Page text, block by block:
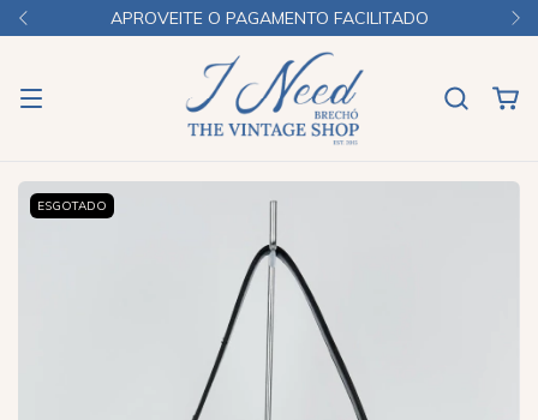
APROVEITE O PAGAMENTO FACILITADO
ESGOTADO